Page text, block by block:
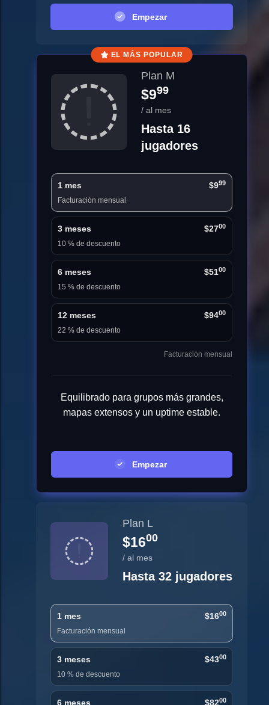
Empezar
EL MÁS POPULAR
Plan M
$999
/ al mes
Hasta 16
jugadores
1 mes $999
Facturación mensual
3 meses $2700
10 % de descuento
6 meses $5100
15 % de descuento
12 meses $9400
22 % de descuento
Facturación mensual
Equilibrado para grupos más grandes,
mapas extensos y un uptime estable.
Empezar
Plan L
$1600
/ al mes
Hasta 32 jugadores
1 mes $1600
Facturación mensual
3 meses $4300
10 % de descuento
6 meses $8200